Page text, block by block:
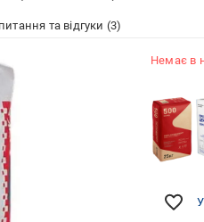
та відгуки (3)
Немає в